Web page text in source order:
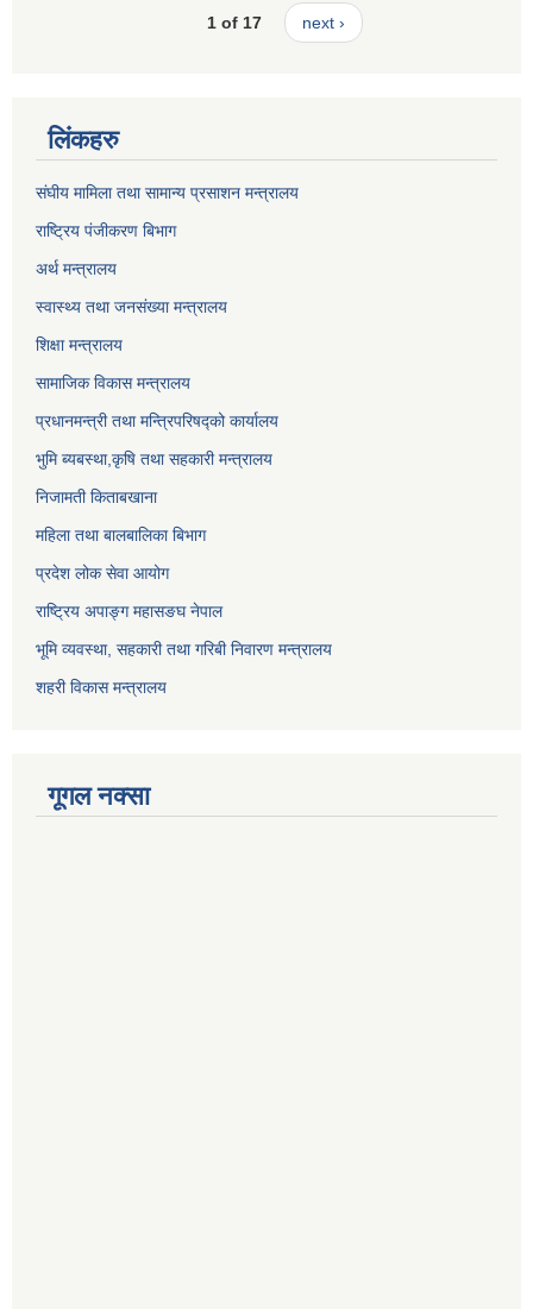
1 of 17 next ›
लिंकहरु
संघीय मामिला तथा सामान्य प्रसाशन मन्त्रालय
राष्ट्रिय पंजीकरण बिभाग
अर्थ मन्त्रालय
स्वास्थ्य तथा जनसंख्या मन्त्रालय
शिक्षा मन्त्रालय
सामाजिक विकास मन्त्रालय
प्रधानमन्त्री तथा मन्त्रिपरिषद्को कार्यालय
भुमि ब्यबस्था,कृषि तथा सहकारी मन्त्रालय
निजामती किताबखाना
महिला तथा बालबालिका बिभाग
प्रदेश लोक सेवा आयोग
राष्ट्रिय अपाङ्ग महासङघ नेपाल
भूमि व्यवस्था, सहकारी तथा गरिबी निवारण मन्त्रालय
शहरी विकास मन्त्रालय
गूगल नक्सा